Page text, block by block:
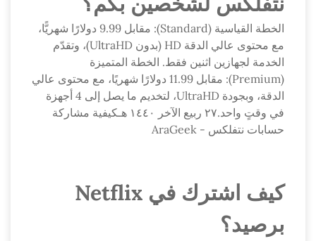
الخطة القياسية (Standard): مقابل 9.99 دولارًا شهريًّا،
مع محتوى عالي الدقة HD (بدون UltraHD)، وتقدّم
الخدمة لجهازين اثنين فقط. الخطة المتميزة
(Premium): مقابل 11.99 دولارًا شهريًا، مع محتوى عالي
الدقة، وبجودة UltraHD، لتخديم ما يصل إلى 4 أجهزة
في وقتٍ واحد.٢٧ ربيع الآخر ١٤٤٠ هـكيفية مشاركة
حسابات نتفلكس - AraGeek
كيف اشترك في Netflix
برصيد؟